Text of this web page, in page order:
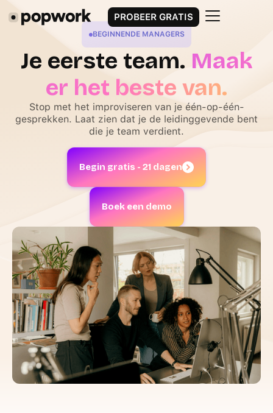
PROBEER GRATIS
BEGINNENDE MANAGERS
Je eerste team. Maak
er het beste van.
Stop met het improviseren van je één-op-één-
gesprekken. Laat zien dat je de leidinggevende bent
die je team verdient.
Begin gratis - 21 dagen
Boek een demo